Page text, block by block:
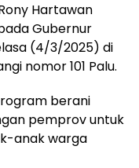
Hartawan
Gubernur
(4/3/2025) di
nomor 101 Palu.
berani
pemprov untuk
anak warga